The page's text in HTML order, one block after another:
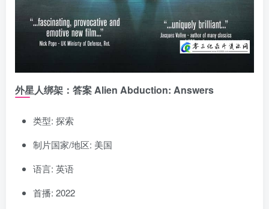
外星人绑架：答案 Alien Abduction: Answers
类型: 探索
制片国家/地区: 美国
语言: 英语
首播: 2022